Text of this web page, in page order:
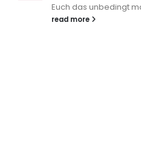
Euch das unbedingt
read more